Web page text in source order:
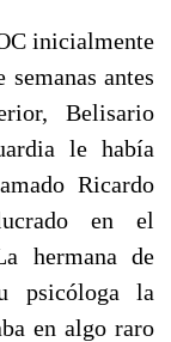
inicialmente
antes
Belisario
le había
Ricardo
en el
hermana de
psicóloga la
en algo raro